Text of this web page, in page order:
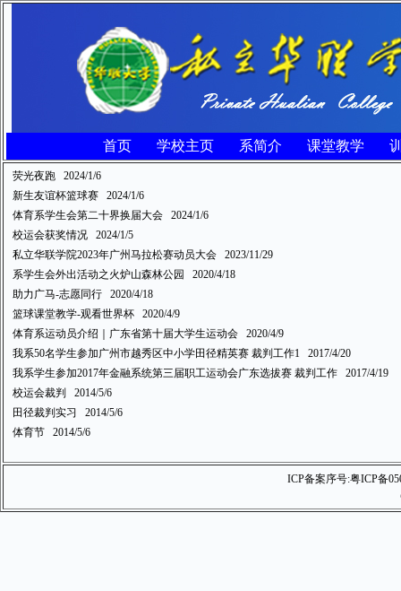
首页 学校主页 系简介 课堂教学
荧光夜跑
2024/1/6
新生友谊杯篮球赛
2024/1/6
体育系学生会第二十界换届大会
2024/1/6
校运会获奖情况
2024/1/5
私立华联学院2023年广州马拉松赛动员大会
2023/11/29
系学生会外出活动之火炉山森林公园
2020/4/18
助力广马-志愿同行
2020/4/18
篮球课堂教学-观看世界杯
2020/4/9
体育系运动员介绍｜广东省第十届大学生运动会
2020/4/9
我系50名学生参加广州市越秀区中小学田径精英赛 裁判工作1
2017/4/20
我系学生参加2017年金融系统第三届职工运动会广东选拔赛 裁判工作
2017/4/19
校运会裁判
2014/5/6
田径裁判实习
2014/5/6
体育节
2014/5/6
ICP备案序号:粤ICP备